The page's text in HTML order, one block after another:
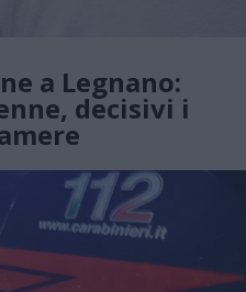
a Legnano:
decisivi i